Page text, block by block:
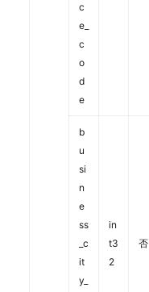
c
e_
c
o
d
e
b
u
si
n
e
ss
_c
it
y_
in
t3
2
否